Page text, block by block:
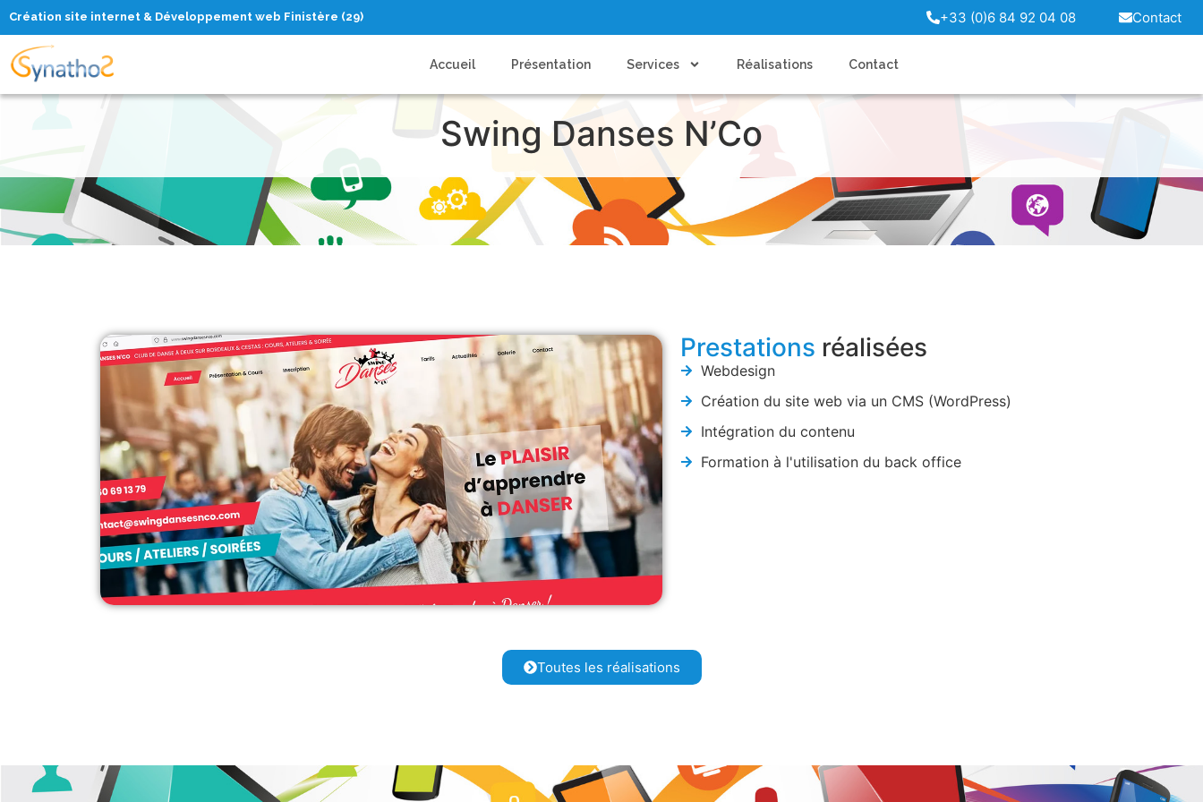
Création site internet & Développement web Finistère (29) +33 (0)6 84 92 04 08 Contact
Accueil Présentation Services Réalisations Contact
Swing Danses N’Co
Prestations réalisées
Webdesign
Création du site web via un CMS (WordPress)
Intégration du contenu
Formation à l'utilisation du back office
Toutes les réalisations